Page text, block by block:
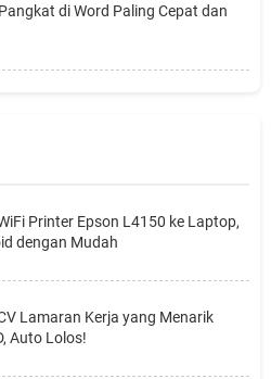
di Word Paling Cepat dan
Printer Epson L4150 ke Laptop,
dengan Mudah
Lamaran Kerja yang Menarik
Auto Lolos!